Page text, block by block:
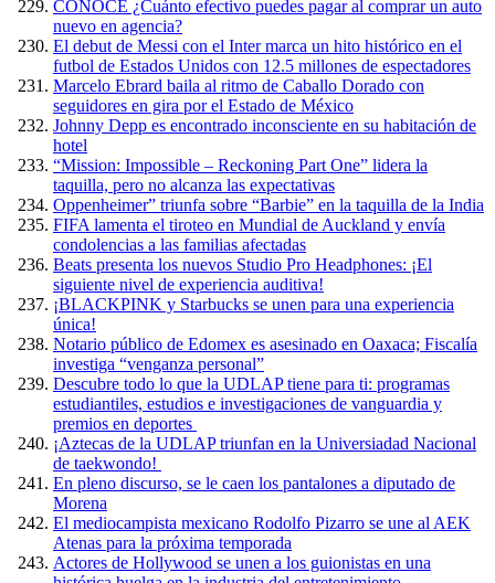
CONOCE ¿Cuánto efectivo puedes pagar al comprar un auto
nuevo en agencia?
El debut de Messi con el Inter marca un hito histórico en el
futbol de Estados Unidos con 12.5 millones de espectadores
Marcelo Ebrard baila al ritmo de Caballo Dorado con
seguidores en gira por el Estado de México
Johnny Depp es encontrado inconsciente en su habitación de
hotel
“Mission: Impossible – Reckoning Part One” lidera la
taquilla, pero no alcanza las expectativas
Oppenheimer” triunfa sobre “Barbie” en la taquilla de la India
FIFA lamenta el tiroteo en Mundial de Auckland y envía
condolencias a las familias afectadas
Beats presenta los nuevos Studio Pro Headphones: ¡El
siguiente nivel de experiencia auditiva!
¡BLACKPINK y Starbucks se unen para una experiencia
única!
Notario público de Edomex es asesinado en Oaxaca; Fiscalía
investiga “venganza personal”
Descubre todo lo que la UDLAP tiene para ti: programas
estudiantiles, estudios e investigaciones de vanguardia y
premios en deportes
¡Aztecas de la UDLAP triunfan en la Universiadad Nacional
de taekwondo!
En pleno discurso, se le caen los pantalones a diputado de
Morena
El mediocampista mexicano Rodolfo Pizarro se une al AEK
Atenas para la próxima temporada
Actores de Hollywood se unen a los guionistas en una